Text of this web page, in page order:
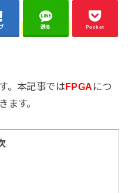
送る Pocket
。本記事ではFPGA につ
ます。